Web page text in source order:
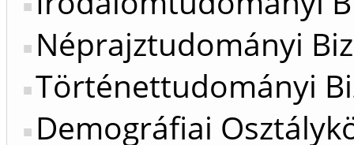
Néprajztudományi
Történettudományi
Demográfiai